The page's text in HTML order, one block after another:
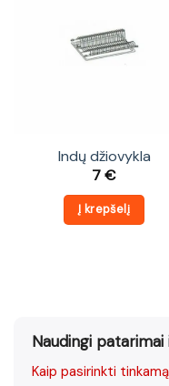
Indų džiovykla
7€
Į krepšelį
Naudingi
Kaip pasirinkti